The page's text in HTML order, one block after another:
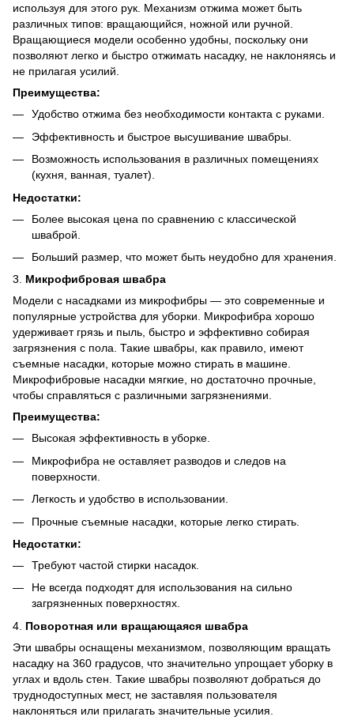
используя для этого рук. Механизм отжима может быть
различных типов: вращающийся, ножной или ручной.
Вращающиеся модели особенно удобны, поскольку они
позволяют легко и быстро отжимать насадку, не наклоняясь и
не прилагая усилий.
Преимущества:
Удобство отжима без необходимости контакта с руками.
Эффективность и быстрое высушивание швабры.
Возможность использования в различных помещениях
(кухня, ванная, туалет).
Недостатки:
Более высокая цена по сравнению с классической
шваброй.
Больший размер, что может быть неудобно для хранения.
3. Микрофибровая швабра
Модели с насадками из микрофибры — это современные и
популярные устройства для уборки. Микрофибра хорошо
удерживает грязь и пыль, быстро и эффективно собирая
загрязнения с пола. Такие швабры, как правило, имеют
съемные насадки, которые можно стирать в машине.
Микрофибровые насадки мягкие, но достаточно прочные,
чтобы справляться с различными загрязнениями.
Преимущества:
Высокая эффективность в уборке.
Микрофибра не оставляет разводов и следов на
поверхности.
Легкость и удобство в использовании.
Прочные съемные насадки, которые легко стирать.
Недостатки:
Требуют частой стирки насадок.
Не всегда подходят для использования на сильно
загрязненных поверхностях.
4. Поворотная или вращающаяся швабра
Эти швабры оснащены механизмом, позволяющим вращать
насадку на 360 градусов, что значительно упрощает уборку в
углах и вдоль стен. Такие швабры позволяют добраться до
труднодоступных мест, не заставляя пользователя
наклоняться или прилагать значительные усилия.